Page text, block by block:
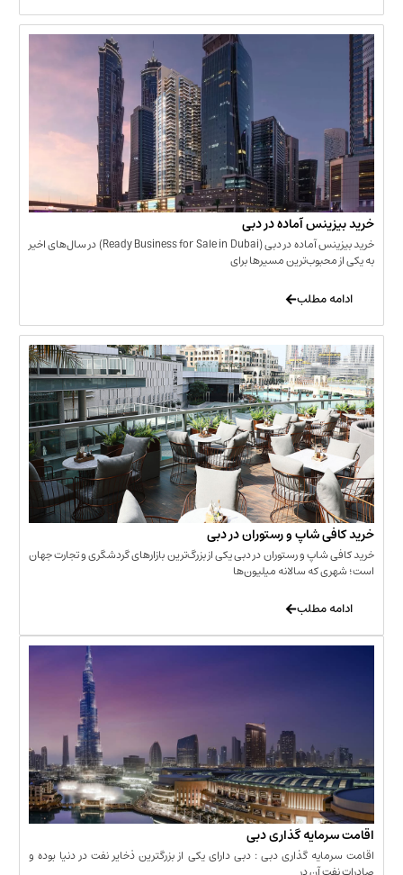
آماده در دبی
خرید بیزینس آماده در دبی (Ready Business for Sale in Dubai) در سال‌های اخیر
مسیرها برای
شاپ و رستوران در دبی
و رستوران در دبی یکی از بزرگ‌ترین بازارهای گردشگری و تجارت جهان
سالانه میلیون‌ها
گذاری دبی
گذاری دبی : دبی دارای یکی از بزرگترین ذخایر نفت در دنیا بوده و